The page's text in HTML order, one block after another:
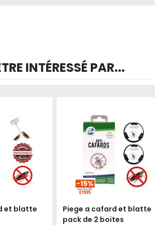
INTÉRESSÉ PAR...
et blatte
Piege a cafard et blatte
pack de 2 boites